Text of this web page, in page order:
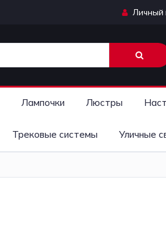
Личный
Лампочки Люстры
Трековые системы Уличные